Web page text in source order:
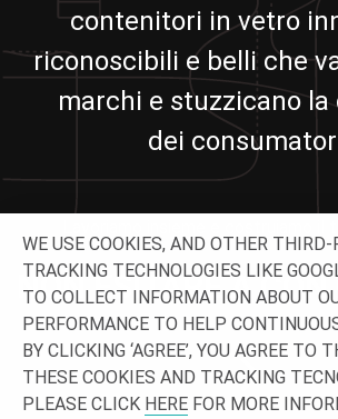
contenitori in vetro
riconoscibili e belli che
marchi e stuzzicano
dei
NON ESITARE A
WE USE COOKIES, AND OTHER THIRD-
TRACKING TECHNOLOGIES LIKE
TO COLLECT INFORMATION ABOUT
PERFORMANCE TO HELP
BY CLICKING ‘AGREE’, YOU AGREE TO
THESE COOKIES AND TRACKING
PLEASE CLICK HERE FOR MORE